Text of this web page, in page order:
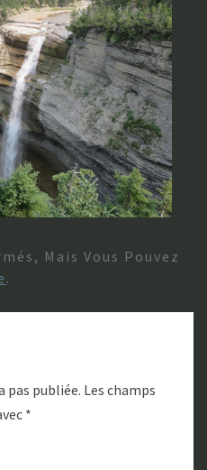
Mais Vous Pouvez
.
pas publiée. Les champs
*